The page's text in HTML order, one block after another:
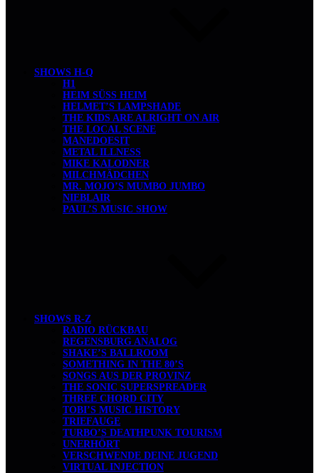
SHOWS H-Q
H1
HEIM SÜSS HEIM
HELMET’S LAMPSHADE
THE KIDS ARE ALRIGHT ON AIR
THE LOCAL SCENE
MANEDOESIT
METAL ILLNESS
MIKE KALODNER
MILCHMÄDCHEN
MR. MOJO’S MUMBO JUMBO
NIEBLAIR
PAUL’S MUSIC SHOW
SHOWS R-Z
RADIO RÜCKBAU
REGENSBURG ANALOG
SHAKE’S BALLROOM
SOMETHING IN THE 80’S
SONGS AUS DER PROVINZ
THE SONIC SUPERSPREADER
THREE CHORD CITY
TOBI’S MUSIC HISTORY
TRIEFAUGE
TURBO’S DEATHPUNK TOURISM
UNERHÖRT
VERSCHWENDE DEINE JUGEND
VIRTUAL INJECTION